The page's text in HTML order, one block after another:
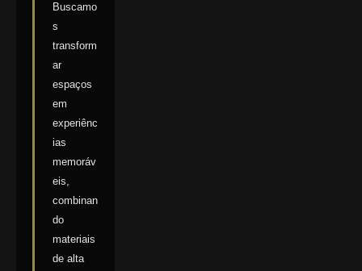
Buscamo
s
transform
ar
espaços
em
experiênc
ias
memoráv
eis,
combinan
do
materiais
de alta